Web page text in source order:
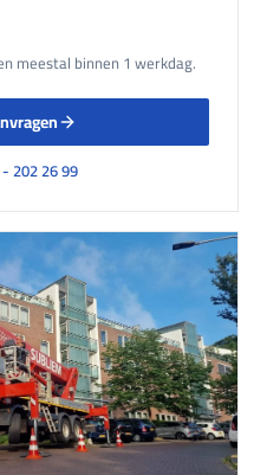
meestal binnen 1 werkdag.
202 26 99